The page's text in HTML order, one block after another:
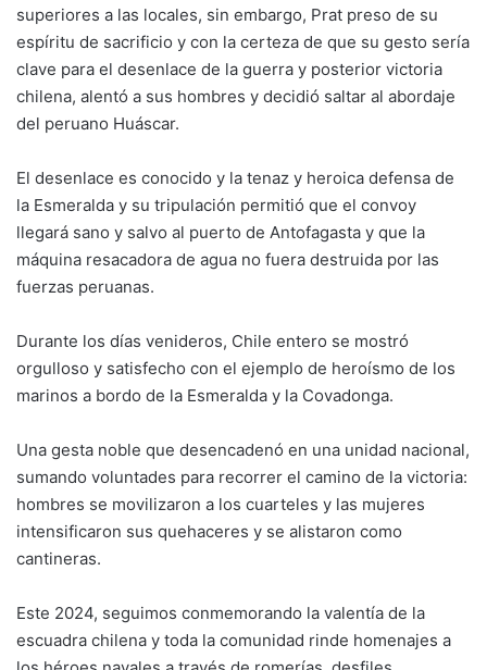
superiores a las locales, sin embargo, Prat preso de su
espíritu de sacrificio y con la certeza de que su gesto sería
clave para el desenlace de la guerra y posterior victoria
chilena, alentó a sus hombres y decidió saltar al abordaje
del peruano Huáscar.
El desenlace es conocido y la tenaz y heroica defensa de
la Esmeralda y su tripulación permitió que el convoy
llegará sano y salvo al puerto de Antofagasta y que la
máquina resacadora de agua no fuera destruida por las
fuerzas peruanas.
Durante los días venideros, Chile entero se mostró
orgulloso y satisfecho con el ejemplo de heroísmo de los
marinos a bordo de la Esmeralda y la Covadonga.
Una gesta noble que desencadenó en una unidad nacional,
sumando voluntades para recorrer el camino de la victoria:
hombres se movilizaron a los cuarteles y las mujeres
intensificaron sus quehaceres y se alistaron como
cantineras.
Este 2024, seguimos conmemorando la valentía de la
escuadra chilena y toda la comunidad rinde homenajes a